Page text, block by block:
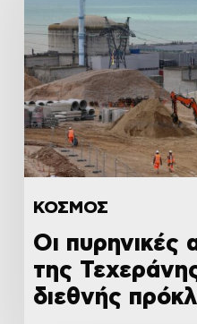
ΚΟΣΜΟΣ
Οι πυρηνικές
της
διεθνής